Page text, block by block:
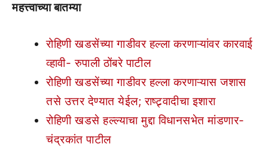
महत्त्वाच्या बातम्या
रोहिणी खडसेंच्या गाडीवर हल्ला करणाऱ्यांवर कारवाई
व्हावी- रुपाली ठोंबरे पाटील
रोहिणी खडसेंच्या गाडीवर हल्ला करणाऱ्यास जशास
तसे उत्तर देण्यात येईल; राष्ट्र्वादीचा इशारा
रोहिणी खडसे हल्ल्याचा मुद्दा विधानसभेत मांडणार-
चंद्रकांत पाटील